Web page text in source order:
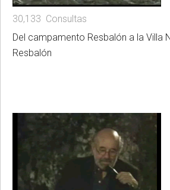
30,133 Consultas
Del campamento Resbalón a la Villa
Resbalón